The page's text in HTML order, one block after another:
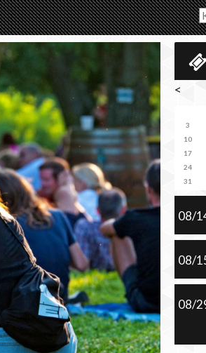
<
3
10
17
24
31
08/
08/
08/